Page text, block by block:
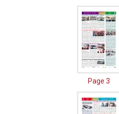
Page 3